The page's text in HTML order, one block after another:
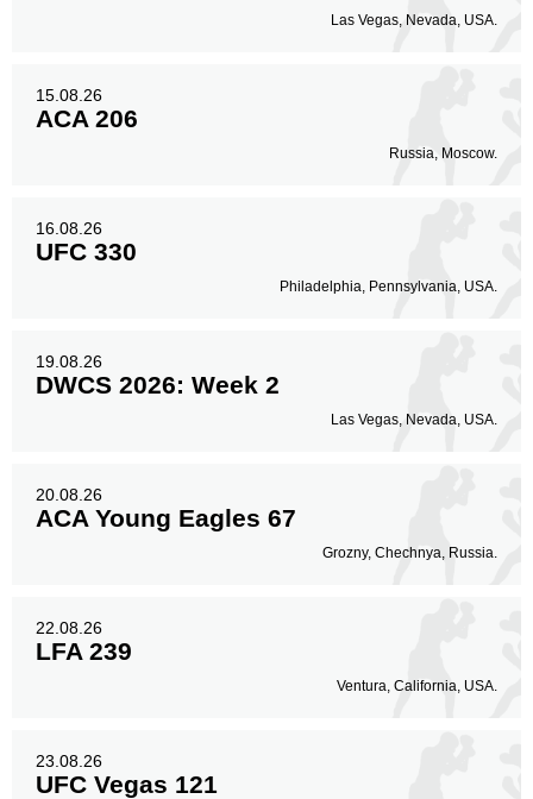
Las Vegas, Nevada, USA.
15.08.26
ACA 206
Russia, Moscow.
16.08.26
UFC 330
Philadelphia, Pennsylvania, USA.
19.08.26
DWCS 2026: Week 2
Las Vegas, Nevada, USA.
20.08.26
ACA Young Eagles 67
Grozny, Chechnya, Russia.
22.08.26
LFA 239
Ventura, California, USA.
23.08.26
UFC Vegas 121